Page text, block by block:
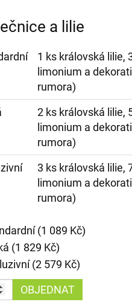
a lilie
1 ks královská lilie,
limonium a
rumora)
2 ks královská lilie,
limonium a
rumora)
3 ks královská lilie,
limonium a
rumora)
(1 089 Kč)
(1 829 Kč)
(2 579 Kč)
OBJEDNAT